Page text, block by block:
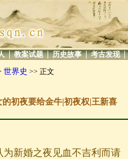
| 教案试题 | 历史故事 | 考古发现 |
世界史 >> 正文
初夜要给金牛|初夜权|王新喜
为新婚之夜见血不吉利而请